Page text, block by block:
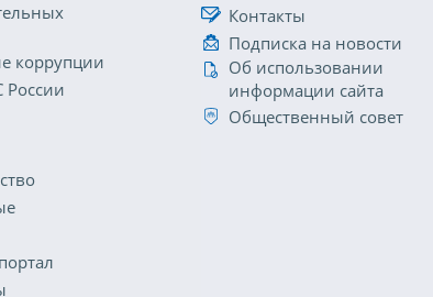
коррупции
России
Контакты
Подписка на новости
Об использовании
информации сайта
Общественный совет